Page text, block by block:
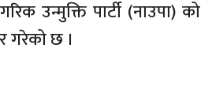
उन्मुक्ति पार्टी (नाउपा) को
गरेको छ ।